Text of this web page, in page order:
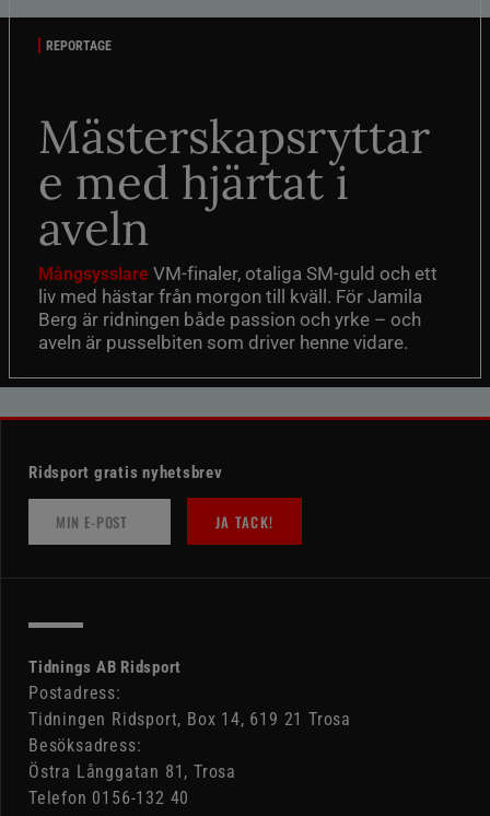
REPORTAGE
Mästerskapsryttar
e med hjärtat i
aveln
Mångsysslare VM-finaler, otaliga SM-guld och ett
liv med hästar från morgon till kväll. För Jamila
Berg är ridningen både passion och yrke – och
aveln är pusselbiten som driver henne vidare.
Ridsport gratis nyhetsbrev
JA TACK!
Tidnings AB Ridsport
Postadress:
Tidningen Ridsport, Box 14, 619 21 Trosa
Besöksadress:
Östra Långgatan 81, Trosa
Telefon 0156-132 40